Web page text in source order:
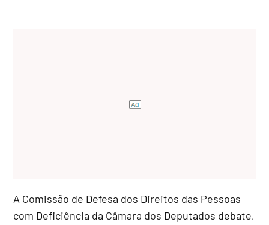
A Comissão de Defesa dos Direitos das Pessoas
com Deficiência da Câmara dos Deputados debate,